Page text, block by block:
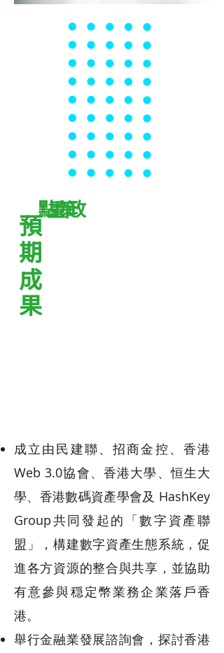
政策重點
預期成果
成立由民建聯、招商金控、香港
Web 3.0協會、香港大學、恒生大
學、香港數碼資產學會及 HashKey
Group共同發起的「數字資產聯
盟」，構建數字資產生態系統，促
進各方資源的整合與共享，並協助
有意參與穏定幣業務企業落戶香
港。
舉行金融業發展諮詢會，探討香港